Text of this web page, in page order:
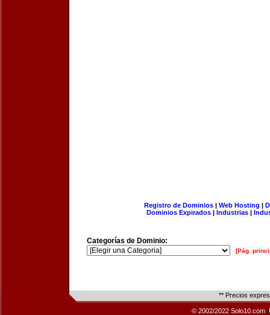
Registro de Dominios| Web Hosting |
Dominios Expirados | Industrias |
Categorías de Dominio:
[Pág.
** Precios
© 2002/2022 Solo10.com